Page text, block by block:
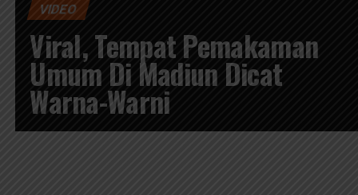
VIDEO
Viral, Tempat Pemakaman
Umum Di Madiun Dicat
Warna-Warni